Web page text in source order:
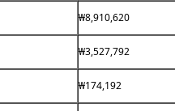
₩8,910,620
₩3,527,792
₩174,192